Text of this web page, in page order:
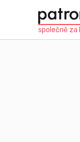
obsahu
společně za